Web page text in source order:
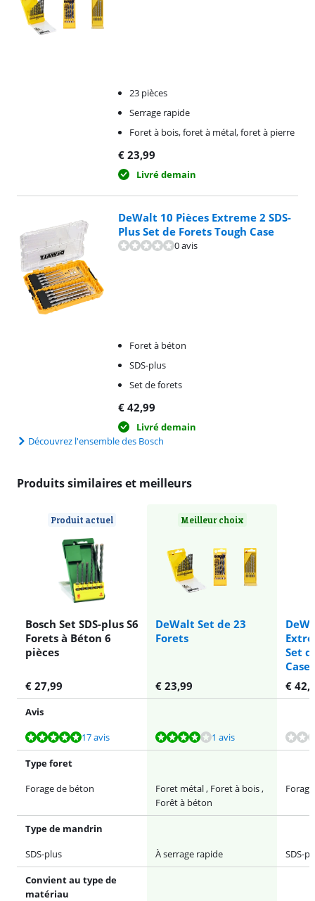
23 pièces
Serrage rapide
Foret à bois, foret à métal, foret à pierre
€ 23,99
Livré demain
DeWalt 10 Pièces Extreme 2 SDS-
Plus Set de Forets Tough Case
0 avis
Foret à béton
SDS-plus
Set de forets
€ 42,99
Livré demain
Découvrez l'ensemble des Bosch
Produits similaires et meilleurs
Produit actuel
Bosch Set SDS-plus S6
Forets à Béton 6
pièces
Meilleur choix
DeWalt Set de 23
Forets
Set
Case
€ 27,99 € 23,99 €
Avis
La note est de 9,5 sur 10, basée sur 17 avis.
17 avis
La note est de 8,0 sur 10, basée sur 1 avis. 1 avis
La note est de 9,4 sur 10, basée sur 27 avis.
Type foret
Forage de béton
Foret métal , Foret à bois ,
Forêt à béton
Type de mandrin
SDS-plus
À serrage rapide SDS-
Convient au type de
matériau